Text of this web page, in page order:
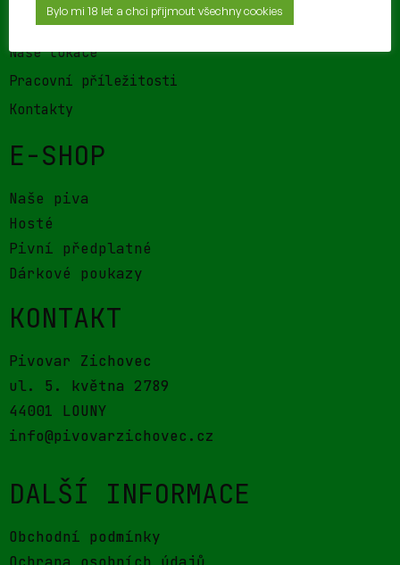
O pivovaru
Naše lokace
Pracovní příležitosti
Kontakty
E-SHOP
Naše piva
Hosté
Pivní předplatné
Dárkové poukazy
KONTAKT
Pivovar Zichovec
ul. 5. května 2789
44001 LOUNY
info@pivovarzichovec.cz
DALŠÍ INFORMACE
Obchodní podmínky
Bylo mi 18 let a chci přijmout všechny cookies